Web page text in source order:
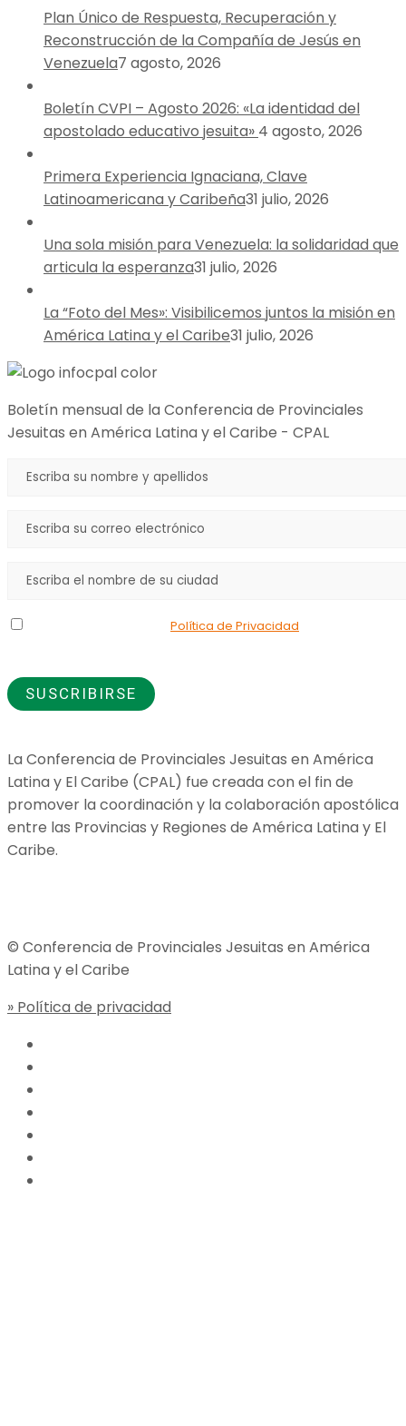
Plan Único de Respuesta, Recuperación y
Reconstrucción de la Compañía de Jesús en
Venezuela7 agosto, 2026
Boletín CVPI – Agosto 2026: «La identidad del
apostolado educativo jesuita» 4 agosto, 2026
Primera Experiencia Ignaciana, Clave
Latinoamericana y Caribeña31 julio, 2026
Una sola misión para Venezuela: la solidaridad que
articula la esperanza31 julio, 2026
La “Foto del Mes»: Visibilicemos juntos la misión en
América Latina y el Caribe31 julio, 2026
Boletín mensual de la Conferencia de Provinciales
Jesuitas en América Latina y el Caribe - CPAL
Política de Privacidad
La Conferencia de Provinciales Jesuitas en América
Latina y El Caribe (CPAL) fue creada con el fin de
promover la coordinación y la colaboración apostólica
entre las Provincias y Regiones de América Latina y El
Caribe.
© Conferencia de Provinciales Jesuitas en América
Latina y el Caribe
» Política de privacidad